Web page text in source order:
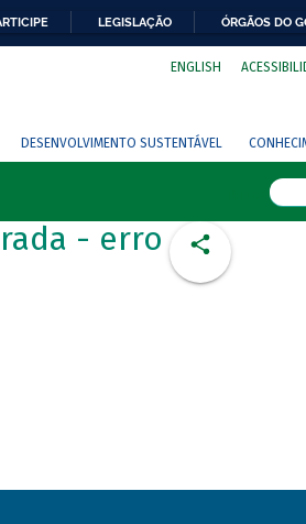
LEGISLAÇÃO ÓRGÃOS DO
ENGLISH
DESENVOLVIMENTO SUSTENTÁVEL
- erro